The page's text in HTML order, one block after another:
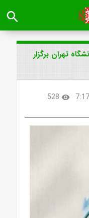
search
تهران برگزار
visibility
528